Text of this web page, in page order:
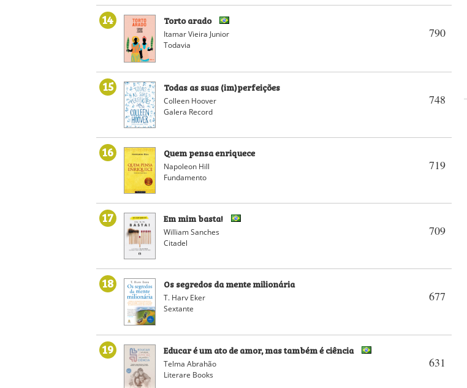
14
790
Torto arado
Itamar Vieira Junior
Todavia
15
748
Todas as suas (im)perfeições
Colleen Hoover
Galera Record
16
719
Quem pensa enriquece
Napoleon Hill
Fundamento
17
709
Em mim basta!
William Sanches
Citadel
18
677
Os segredos da mente milionária
T. Harv Eker
Sextante
19
631
Educar é um ato de amor, mas também é ciência
Telma Abrahão
Literare Books